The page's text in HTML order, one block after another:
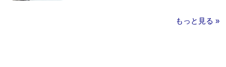
もっと見る »